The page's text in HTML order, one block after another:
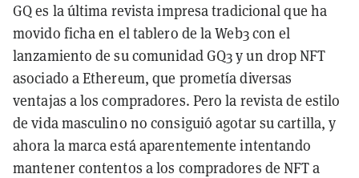
GQ es la última revista impresa tradicional que ha
movido ficha en el tablero de la Web3 con el
lanzamiento de su comunidad GQ3 y un drop NFT
asociado a Ethereum, que prometía diversas
ventajas a los compradores. Pero la revista de estilo
de vida masculino no consiguió agotar su cartilla, y
ahora la marca está aparentemente intentando
mantener contentos a los compradores de NFT a